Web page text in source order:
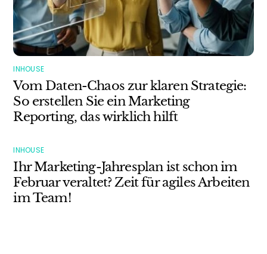
INHOUSE
Vom Daten-Chaos zur klaren Strategie:
So erstellen Sie ein Marketing
Reporting, das wirklich hilft
INHOUSE
Ihr Marketing-Jahresplan ist schon im
Februar veraltet? Zeit für agiles Arbeiten
im Team!